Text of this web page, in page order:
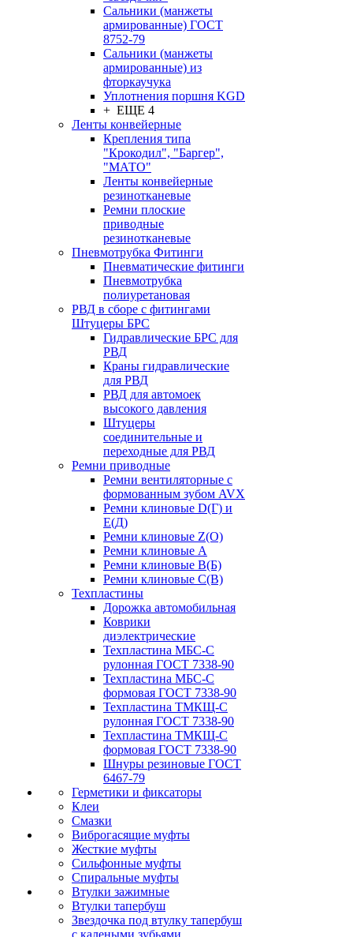
Сальники (манжеты
армированные) ГОСТ
8752-79
Сальники (манжеты
армированные) из
фторкаучука
Уплотнения поршня KGD
+ ЕЩЕ 4
Ленты конвейерные
Крепления типа
"Крокодил", "Баргер",
"МАТО"
Ленты конвейерные
резинотканевые
Ремни плоские
приводные
резинотканевые
Пневмотрубка Фитинги
Пневматические фитинги
Пневмотрубка
полиуретановая
РВД в сборе с фитингами
Штуцеры БРС
Гидравлические БРС для
РВД
Краны гидравлические
для РВД
РВД для автомоек
высокого давления
Штуцеры
соединительные и
переходные для РВД
Ремни приводные
Ремни вентиляторные с
формованным зубом AVX
Ремни клиновые D(Г) и
Е(Д)
Ремни клиновые Z(О)
Ремни клиновые А
Ремни клиновые В(Б)
Ремни клиновые С(В)
Техпластины
Дорожка автомобильная
Коврики
диэлектрические
Техпластина МБС-С
рулонная ГОСТ 7338-90
Техпластина МБС-С
формовая ГОСТ 7338-90
Техпластина ТМКЩ-С
рулонная ГОСТ 7338-90
Техпластина ТМКЩ-С
формовая ГОСТ 7338-90
Шнуры резиновые ГОСТ
6467-79
Герметики и фиксаторы
Клеи
Смазки
Виброгасящие муфты
Жесткие муфты
Сильфонные муфты
Спиральные муфты
Втулки зажимные
Втулки тапербуш
Звездочка под втулку тапербуш
c калеными зубьями